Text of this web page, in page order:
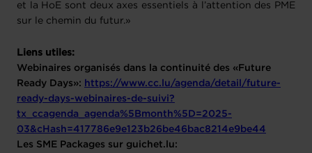
et la HoE sont deux axes essentiels à l’attention des PME
sur le chemin du futur.»
Liens utiles:
Webinaires organisés dans la continuité des «Future
Ready Days»:
https://www.cc.lu/agenda/detail/future-
ready-days-webinaires-de-suivi?
tx_ccagenda_agenda%5Bmonth%5D=2025-
03&cHash=417786e9e123b26be46bac8214e9be44
Les SME Packages sur guichet.lu: